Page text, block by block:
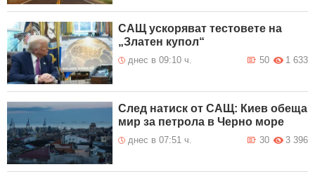
САЩ ускоряват тестовете на
„Златен купол“
днес в 09:10 ч. 1 633
50
След натиск от САЩ: Киев обеща
мир за петрола в Черно море
днес в 07:51 ч. 3 396
30